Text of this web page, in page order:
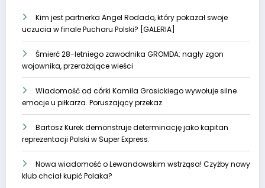
Kim jest partnerka Angel Rodado, który pokazał swoje
uczucia w finale Pucharu Polski? [GALERIA]
Śmierć 28-letniego zawodnika GROMDA: nagły zgon
wojownika, przerażające wieści
Wiadomość od córki Kamila Grosickiego wywołuje silne
emocje u piłkarza. Poruszający przekaz.
Bartosz Kurek demonstruje determinację jako kapitan
reprezentacji Polski w Super Express.
Nowa wiadomość o Lewandowskim wstrząsa! Czyżby nowy
klub chciał kupić Polaka?